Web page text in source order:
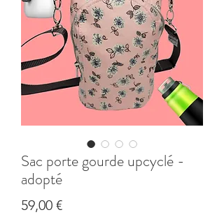
Sac porte gourde upcyclé -
adopté
59,00 €Precio